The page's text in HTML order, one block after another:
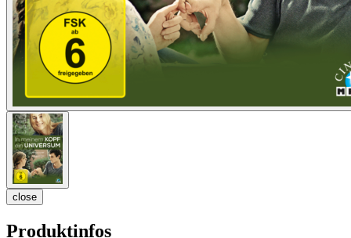
close
Produktinfos